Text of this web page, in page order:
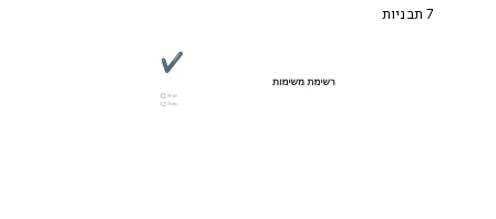
7 תבניות